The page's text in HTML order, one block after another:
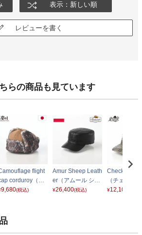
表示：新しい順
レビューを書く
らの商品も見ています
flight
corduroy（カ
フラージュ フラ
9,680(税込)
Amur Sheep Leath
er（アムール シー
プレザー） ブラッ
¥26,400(税込)
Check
（チェック
ンキャップ
¥12,100